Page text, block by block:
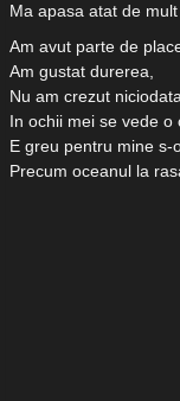
Ma apasa atat de
Am avut parte de
Am gustat durerea,
Nu am crezut
In ochii mei se vede o
E greu pentru mine s-
Precum oceanul la